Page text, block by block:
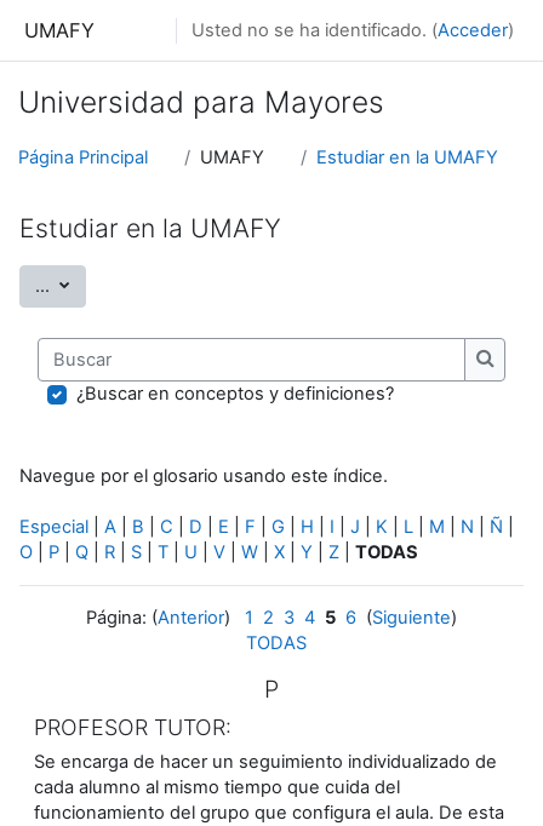
UMAFY Usted no se ha identificado. (Acceder)
Universidad para Mayores
Página Principal UMAFY Estudiar en la UMAFY
Estudiar en la UMAFY
... Exportar entradas
Buscar
Buscar
¿Buscar en conceptos y definiciones?
Navegue por el glosario usando este índice.
Especial A B C D E F G H I J K L M N Ñ
O
P Q R S T U V W X Y Z TODAS
Página: (Anterior) 1 2 3 4 5 6 (Siguiente)
TODAS
P
PROFESOR TUTOR:
Se encarga de hacer un seguimiento individualizado de
cada alumno al mismo tiempo que cuida del
funcionamiento del grupo que configura el aula. De esta